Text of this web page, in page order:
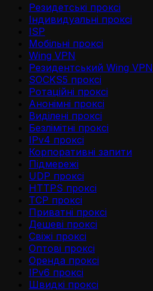
Резидетськi проксi
Iндивидуальнi проксi
ISP
Мобільні проксі
Wing VPN
Резидентський Wing VPN
SOCKS5 проксі
Ротаційні проксі
Анонімні проксі
Виділені проксі
Безлімітні проксі
IPv4 проксі
Корпоративні запити
Підмережі
UDP проксі
HTTPS проксі
TCP проксі
Приватні проксі
Дешеві проксі
Свіжі проксі
Оптові проксі
Оренда проксі
IPv6 проксі
Швидкі проксі